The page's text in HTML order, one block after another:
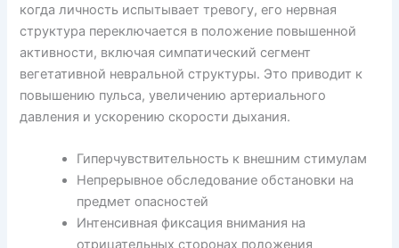
когда личность испытывает тревогу, его нервная
структура переключается в положение повышенной
активности, включая симпатический сегмент
вегетативной невральной структуры. Это приводит к
повышению пульса, увеличению артериального
давления и ускорению скорости дыхания.
Гиперчувствительность к внешним стимулам
Непрерывное обследование обстановки на
предмет опасностей
Интенсивная фиксация внимания на
отрицательных сторонах положения